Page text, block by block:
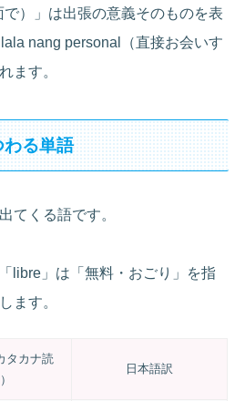
で）」は出張の意義そのものを表
nang personal（直接お会いす
ます。
る単語
てくる語です。
libre」は「無料・おごり」を指
ます。
タカナ読
日本語訳